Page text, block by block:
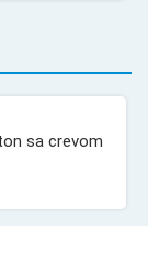
sa crevom